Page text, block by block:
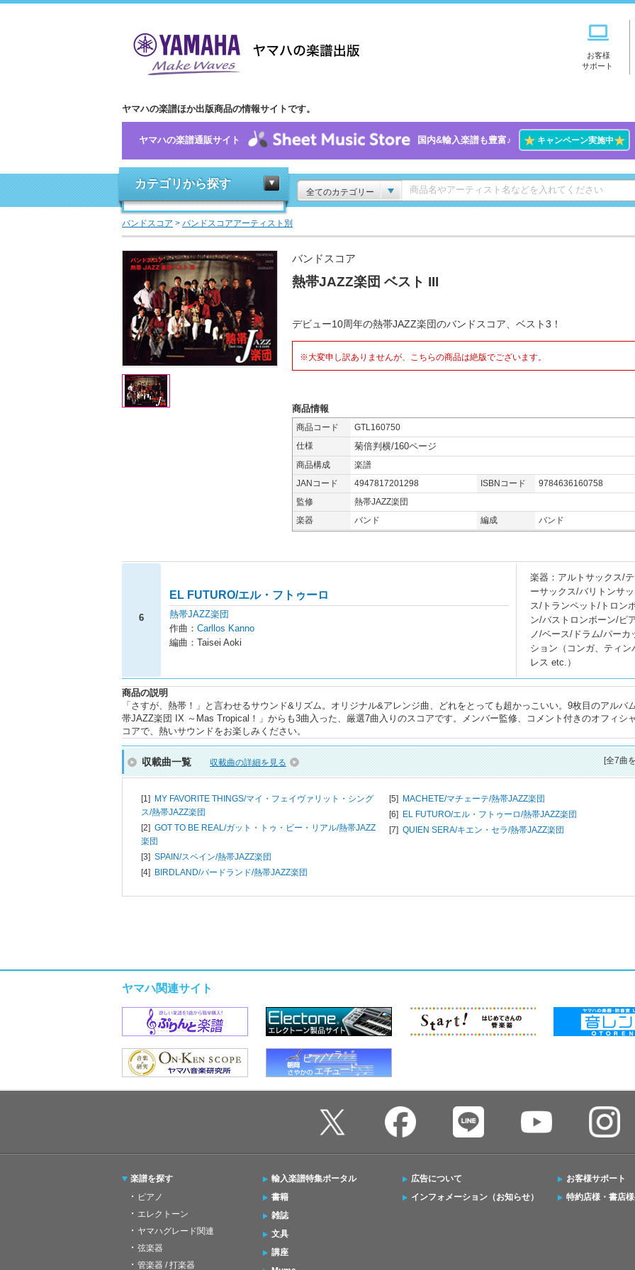
お客様
サポート
ヤマハの楽譜ほか出版商品の情報サイトです。
ヤマハの楽譜通販サイト 国内&輸入楽譜も豊富♪ ★キャンペーン実施中★
カテゴリから探す
全てのカテゴリー
バンドスコア > バンドスコアアーティスト別
バンドスコア
熱帯JAZZ楽団 ベスト III
デビュー10周年の熱帯JAZZ楽団のバンドスコア、ベスト3！
※大変申し訳ありませんが、こちらの商品は絶版でございます。
商品情報
商品コード
GTL160750
仕様
菊倍判横/160ページ
商品構成
楽譜
JANコード
4947817201298 ISBNコード
9784636160758
監修
熱帯JAZZ楽団
楽器
バンド 編成 バンド
6
EL FUTURO/エル・フトゥーロ
熱帯JAZZ楽団
作曲： Carllos Kanno
編曲：Taisei Aoki
楽器：アルトサックス/
ーサックス/バリトンサッ
ス/トランペット/トロン
ン/バストロンボーン/ピ
ノ/ベース/ドラム/パーカ
ション（コンガ、ティン
レス etc.）
商品の説明
「さすが、熱帯！」と言わせるサウンド&リズム。オリジナル&アレンジ曲、どれをとっても超かっこいい。9枚目のアルバ
帯JAZZ楽団 IX ～Mas Tropical！」からも3曲入った、厳選7曲入りのスコアです。メンバー監修、コメント付きのオフィシ
コアで、熱いサウンドをお楽しみください。
収載曲一覧 収載曲の詳細を見る [全7曲
[1] MY FAVORITE THINGS/マイ・フェイヴァリット・シング
ス/熱帯JAZZ楽団
[2] GOT TO BE REAL/ガット・トゥ・ビー・リアル/熱帯JAZZ
楽団
[3] SPAIN/スペイン/熱帯JAZZ楽団
[4] BIRDLAND/バードランド/熱帯JAZZ楽団
[5] MACHETE/マチェーテ/熱帯JAZZ楽団
[6] EL FUTURO/エル・フトゥーロ/熱帯JAZZ楽団
[7] QUIEN SERA/キエン・セラ/熱帯JAZZ楽団
ヤマハ関連サイト
楽譜を探す
ピアノ
エレクトーン
ヤマハグレード関連
弦楽器
管楽器 / 打楽器
輸入楽譜特集ポータル
書籍
雑誌
文具
講座
広告について
インフォメーション（お知らせ）
お客様サポート
特約店様・書店